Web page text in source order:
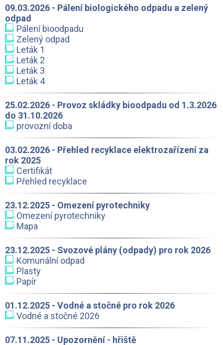
09.03.2026 - Pálení biologického odpadu a zelený
odpad
Pálení bioodpadu
Zelený odpad
Leták 1
Leták 2
Leták 3
Leták 4
25.02.2026 - Provoz skládky bioodpadu od 1.3.2026
do 31.10.2026
provozní doba
03.02.2026 - Přehled recyklace elektrozařízení za
rok 2025
Certifikát
Přehled recyklace
23.12.2025 - Omezení pyrotechniky
Omezení pyrotechniky
Mapa
23.12.2025 - Svozové plány (odpady) pro rok 2026
Komunální odpad
Plasty
Papír
01.12.2025 - Vodné a stočné pro rok 2026
Vodné a stočné 2026
07.11.2025 - Upozornění - hřiště